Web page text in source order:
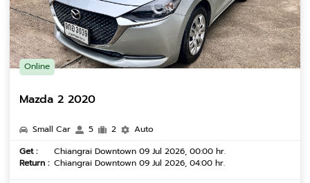
Online
Mazda 2 2020
Small Car 5 2
Auto
Get :
Chiangrai Downtown 09 Jul 2026, 00:00 hr.
Return : Chiangrai Downtown 09 Jul 2026, 04:00 hr.